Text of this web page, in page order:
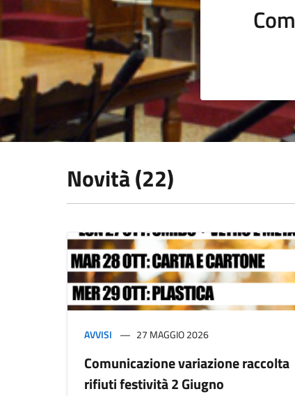
Novità (22)
AVVISI 27 MAGGIO 2026
Comunicazione variazione raccolta
rifiuti festività 2 Giugno